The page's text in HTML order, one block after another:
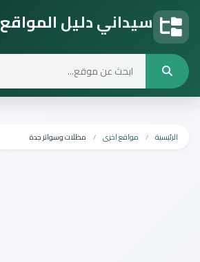
سيداني دليل المواقع
الرئيسية مواقع اخرى مظلات وسواتر جدة